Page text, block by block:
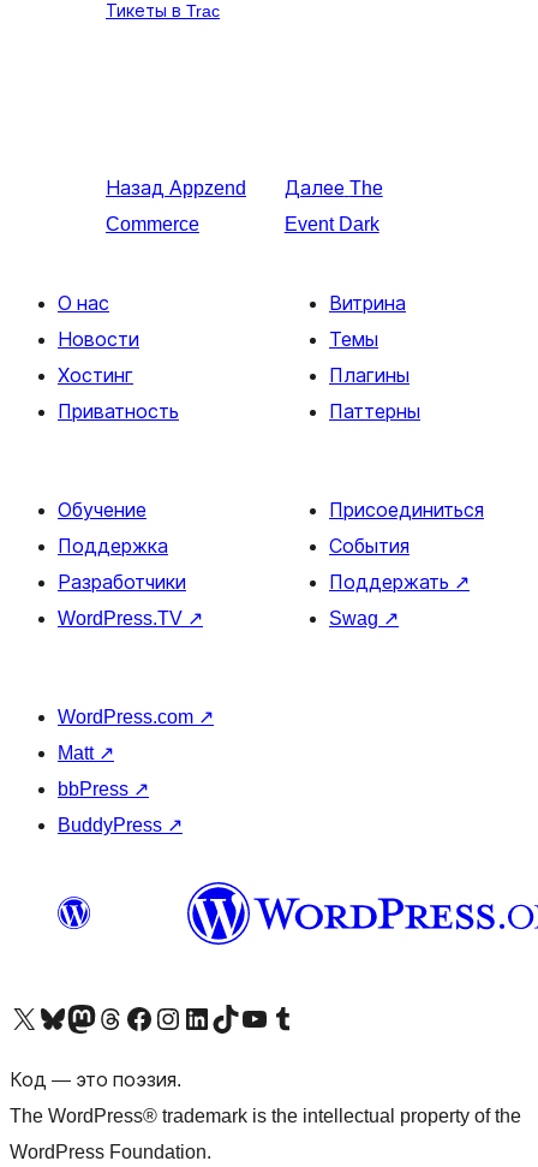
Тикеты в Trac
Назад Appzend
Commerce
Далее The
Event Dark
О нас
Новости
Хостинг
Приватность
Витрина
Темы
Плагины
Паттерны
Обучение
Поддержка
Разработчики
WordPress.TV ↗
Присоединиться
События
Поддержать ↗
Swag ↗
WordPress.com ↗
Matt ↗
bbPress ↗
BuddyPress ↗
Посетите нас в X (ранее Twitter)
Посетите нашу учётную запись в Bluesky
Посетите нашу ленту в Mastodon
Посетите нашу учётную запись в Threads
Посетите нашу страницу на Facebook
Посетите наш Instagram
Посетите нашу страницу в LinkedIn
Посетите нашу учётную запись в TikTok
Посетите наш канал YouTube
Посетите нашу учётную запись в Tumblr
Код — это поэзия.
The WordPress® trademark is the intellectual property of the
WordPress Foundation.